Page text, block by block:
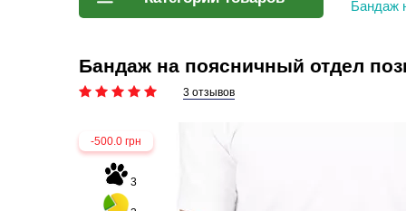
Бандаж
Бандаж на поясничный отдел
3 отзывов
-500.0 грн
3